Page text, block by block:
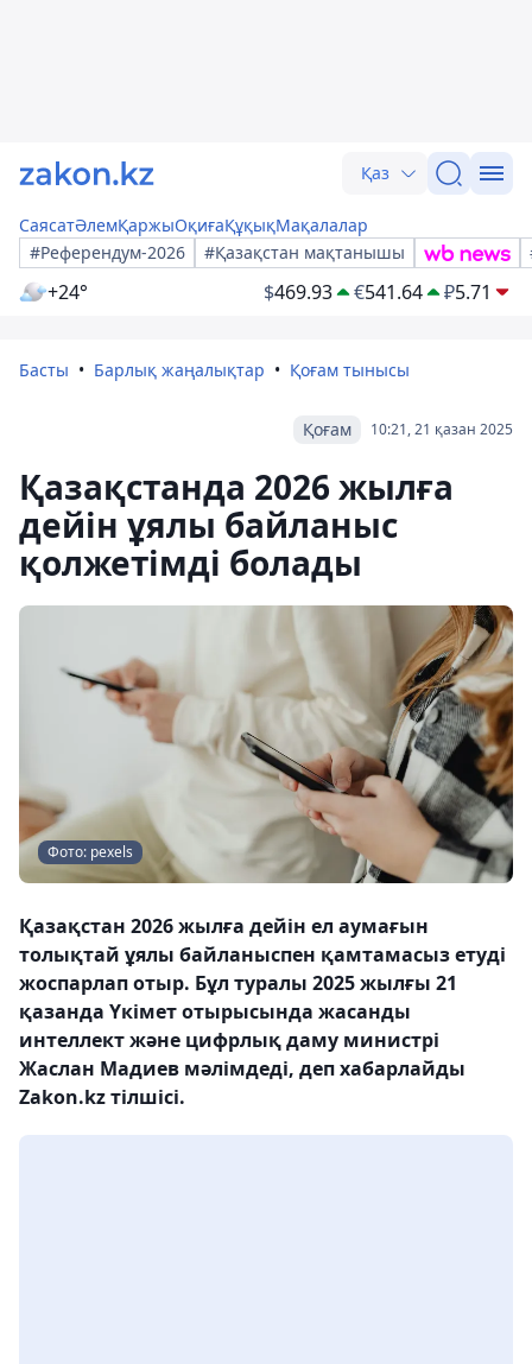
Қаз
СаясатӘлемҚаржыОқиғаҚұқықМақалалар
#Референдум-2026
#Қазақстан мақтанышы
+24° $469.93 €541.64 ₽5.71
Басты Барлық жаңалықтар Қоғам тынысы
10:21, 21 қазан 2025
Қоғам
Қазақстанда 2026 жылға
дейін ұялы байланыс
қолжетімді болады
Фото: pexels
Қазақстан 2026 жылға дейін ел аумағын
толықтай ұялы байланыспен қамтамасыз етуді
жоспарлап отыр. Бұл туралы 2025 жылғы 21
қазанда Үкімет отырысында жасанды
интеллект және цифрлық даму министрі
Жаслан Мадиев мәлімдеді, деп хабарлайды
Zakon.kz тілшісі.